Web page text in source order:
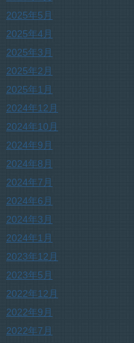
2025年5月
2025年4月
2025年3月
2025年2月
2025年1月
2024年12月
2024年10月
2024年9月
2024年8月
2024年7月
2024年6月
2024年3月
2024年1月
2023年12月
2023年5月
2022年12月
2022年9月
2022年7月